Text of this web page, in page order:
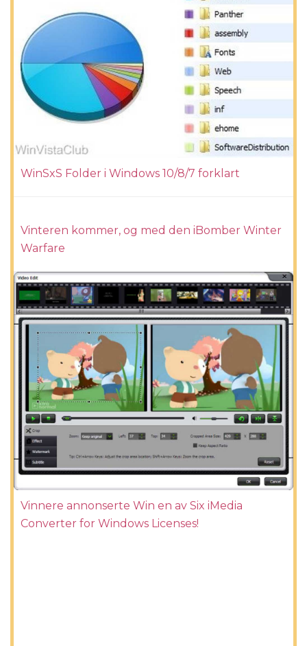
WinSxS Folder i Windows 10/8/7 forklart
Vinteren kommer, og med den iBomber Winter
Warfare
Vinnere annonserte Win en av Six iMedia
Converter for Windows Licenses!